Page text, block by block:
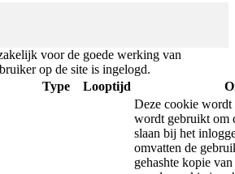
voor de goede werking van
op de site is ingelogd.
Type Looptijd
Deze cookie wordt
wordt gebruikt om
slaan bij het
omvatten de
gehashte kopie